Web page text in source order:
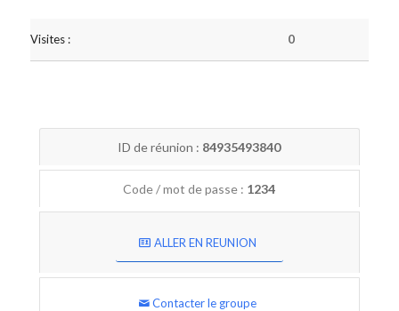
Visites : 0
ID de réunion : 84935493840
Code / mot de passe : 1234
ALLER EN REUNION
Contacter le groupe